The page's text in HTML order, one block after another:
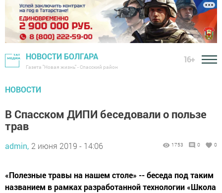
НОВОСТИ БОЛГАРА
Газета "Новая жизнь" - Спасский район
16+
НОВОСТИ
В Спасском ДИПИ беседовали о пользе
трав
admin, 2 июня 2019 - 14:06 1753 0 0
«Полезные травы на нашем столе» -- беседа под таким
названием в рамках разработанной технологии «Школа